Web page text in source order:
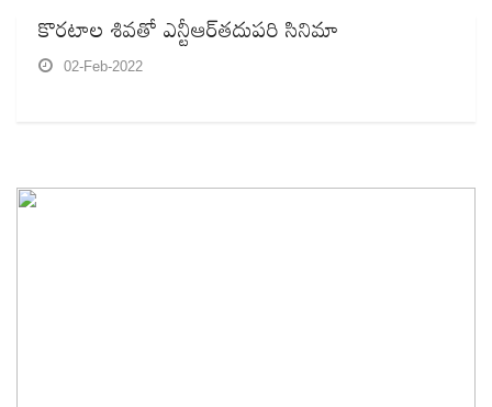
కొరటాల శివతో ఎన్టీఆర్‌తదుపరి సినిమా
02-Feb-2022